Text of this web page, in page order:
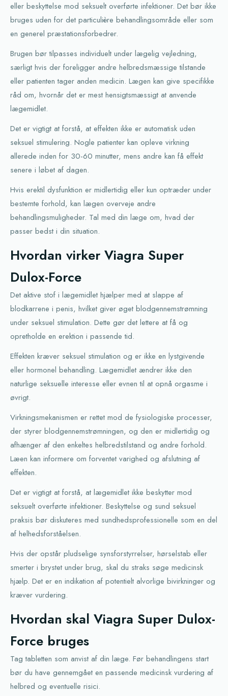
eller beskyttelse mod seksuelt overførte infektioner. Det bør ikke
bruges uden for det particulière behandlingsområde eller som
en generel præstationsforbedrer.
Brugen bør tilpasses individuelt under lægelig vejledning,
særligt hvis der foreligger andre helbredsmæssige tilstande
eller patienten tager anden medicin. Lægen kan give specifikke
råd om, hvornår det er mest hensigtsmæssigt at anvende
lægemidlet.
Det er vigtigt at forstå, at effekten ikke er automatisk uden
seksuel stimulering. Nogle patienter kan opleve virkning
allerede inden for 30-60 minutter, mens andre kan få effekt
senere i løbet af dagen.
Hvis erektil dysfunktion er midlertidig eller kun optræder under
bestemte forhold, kan lægen overveje andre
behandlingsmuligheder. Tal med din læge om, hvad der
passer bedst i din situation.
Hvordan virker Viagra Super
Dulox-Force
Det aktive stof i lægemidlet hjælper med at slappe af
blodkarrene i penis, hvilket giver øget blodgennemstrømning
under seksuel stimulation. Dette gør det lettere at få og
opretholde en erektion i passende tid.
Effekten kræver seksuel stimulation og er ikke en lystgivende
eller hormonel behandling. Lægemidlet ændrer ikke den
naturlige seksuelle interesse eller evnen til at opnå orgasme i
øvrigt.
Virkningsmekanismen er rettet mod de fysiologiske processer,
der styrer blodgennemstrømningen, og den er midlertidig og
afhænger af den enkeltes helbredstilstand og andre forhold.
Læen kan informere om forventet varighed og afslutning af
effekten.
Det er vigtigt at forstå, at lægemidlet ikke beskytter mod
seksuelt overførte infektioner. Beskyttelse og sund seksuel
praksis bør diskuteres med sundhedsprofessionelle som en del
af helhedsforståelsen.
Hvis der opstår pludselige synsforstyrrelser, hørselstab eller
smerter i brystet under brug, skal du straks søge medicinsk
hjælp. Det er en indikation af potentielt alvorlige bivirkninger og
kræver vurdering.
Hvordan skal Viagra Super Dulox-
Force bruges
Tag tabletten som anvist af din læge. Før behandlingens start
bør du have gennemgået en passende medicinsk vurdering af
helbred og eventuelle risici.